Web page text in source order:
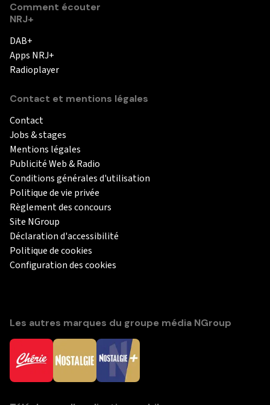
Comment écouter
NRJ+
DAB+
Apps NRJ+
Radioplayer
Contact et mentions légales
Contact
Jobs & stages
Mentions légales
Publicité Web & Radio
Conditions générales d'utilisation
Politique de vie privée
Règlement des concours
Site NGroup
Déclaration d'accessibilité
Politique de cookies
Configuration des cookies
Les autres marques du groupe média NGroup